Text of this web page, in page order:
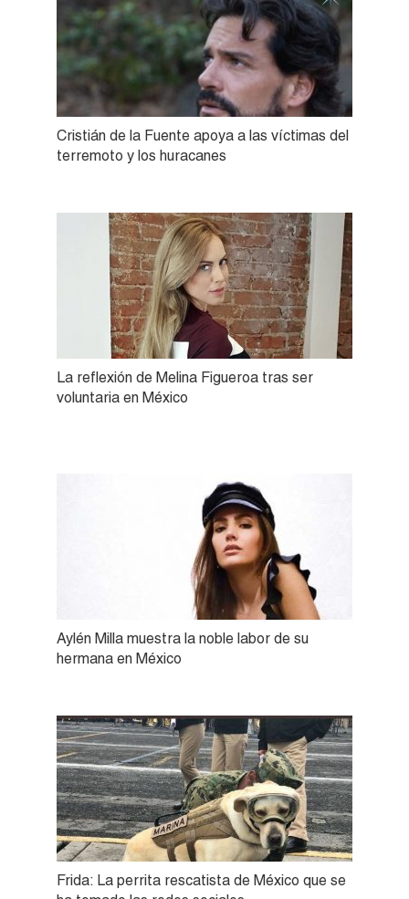
Cristián de la Fuente apoya a las víctimas del
terremoto y los huracanes
La reflexión de Melina Figueroa tras ser
voluntaria en México
Aylén Milla muestra la noble labor de su
hermana en México
Frida: La perrita rescatista de México que se